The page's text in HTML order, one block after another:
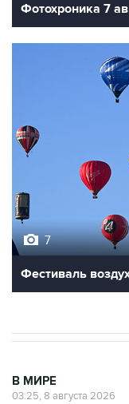
Фотохроника 7
7
Фестиваль
В МИРЕ
03:25, 8 августа 2026